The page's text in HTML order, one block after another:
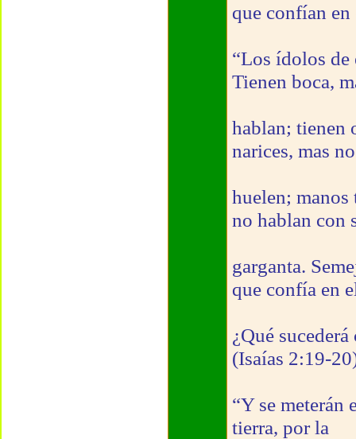
que confían
“Los ídolos de
Tienen boca,
hablan; tienen
narices, mas no
huelen; manos
no hablan con
garganta.
que confía en
¿Qué
(Isaías 2:19-
“Y se meterán
tierra, por la